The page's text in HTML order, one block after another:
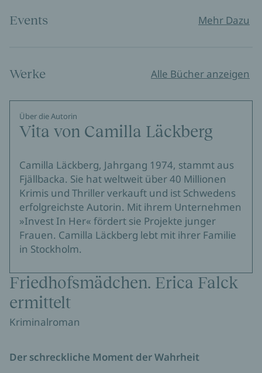
Events Mehr Dazu
Werke Alle Bücher anzeigen
Über die Autorin
Vita von Camilla Läckberg
Camilla Läckberg, Jahrgang 1974, stammt aus
Fjällbacka. Sie hat weltweit über 40 Millionen
Krimis und Thriller verkauft und ist Schwedens
erfolgreichste Autorin. Mit ihrem Unternehmen
»Invest In Her« fördert sie Projekte junger
Frauen. Camilla Läckberg lebt mit ihrer Familie
in Stockholm.
Friedhofsmädchen. Erica Falck
ermittelt
Kriminalroman
Der schreckliche Moment der Wahrheit